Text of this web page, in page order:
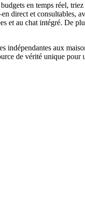
en temps réel,
direct et consultables,
et au chat intégré. De
indépendantes aux
de vérité unique pour